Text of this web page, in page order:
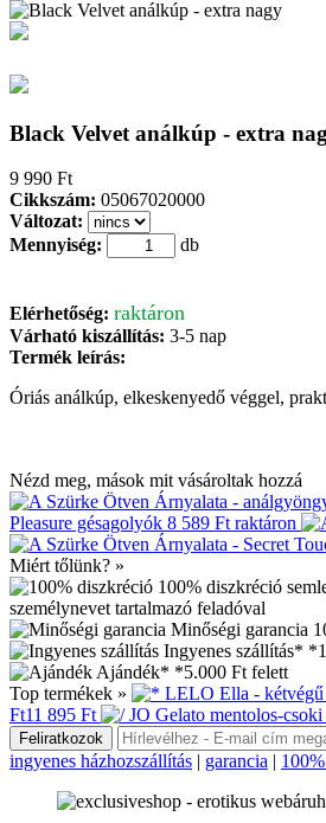
Black Velvet análkúp - extra
9 990 Ft
Cikkszám: 05067020000
Változat:
Mennyiség:
db
Elérhetőség: raktáron
Várható kiszállítás: 3-5 nap
Termék leírás:
Óriás análkúp, elkeskenyedő véggel,
Nézd meg, mások mit vásároltak hozzá
Pleasure gésagolyók 8 589 Ft raktáron
Miért tőlünk? »
100% diszkréció
személynevet tartalmazó feladóval
Minőségi garancia
Ingyenes szállítás*
Ajándék* *5.000 Ft felett
Top termékek »
Ft11 895 Ft
ingyenes házhozszállítás | garancia |